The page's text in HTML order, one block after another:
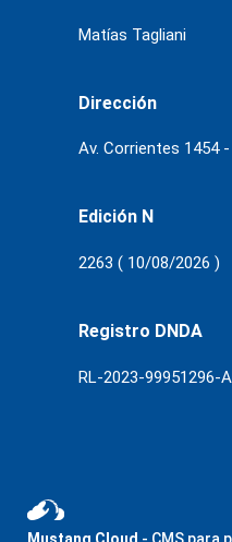
Matías Tagliani
Dirección
Av. Corrientes 1454
Edición N
2263 ( 10/08/2026 )
Registro DNDA
RL-2023-99951296-